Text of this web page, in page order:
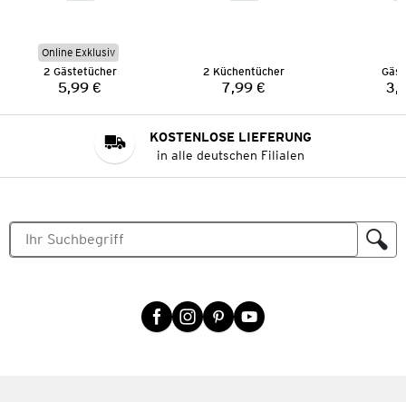
Online Exklusiv
2 Gästetücher
Preis:
5,99 €
2 Küchentücher
Preis:
7,99 €
KOSTENLOSE LIEFERUNG
in alle deutschen Filialen